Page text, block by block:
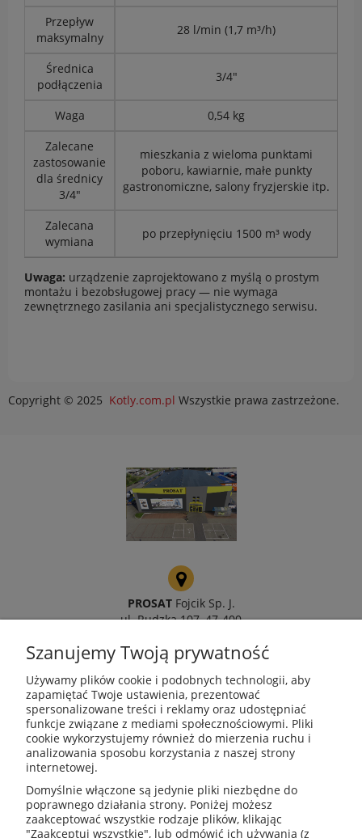
Przepływ
maksymalny
28 l/min (1,7 m³/h)
Średnica
podłączenia
3/4"
Waga
0,54 kg
Zalecane
zastosowanie
dla średnicy
3/4"
mieszkania z wieloma punktami
poboru, kawiarnie, małe punkty
gastronomiczne, salony fryzjerskie itp.
Zalecana
wymiana
po przepłynięciu 1500 m³ wody
Uwaga: urządzenie zaprojektowano z myślą o prostym
montażu i bezobsługowej pracy — nie wymaga
zewnętrznego zasilania ani specjalistycznego serwisu.
Copyright © 2025 Kotly.com.pl Wszystkie prawa zastrzeżone.
PROSATFojcik Sp. J.
ul. Rudzka 107, 47-400
kotly@kotly.com.pl
+48 32 419 01 20
Szanujemy Twoją prywatność
Używamy plików cookie i podobnych technologii, aby
zapamiętać Twoje ustawienia, prezentować
spersonalizowane treści i reklamy oraz udostępniać
funkcje związane z mediami społecznościowymi. Pliki
cookie wykorzystujemy również do mierzenia ruchu i
analizowania sposobu korzystania z naszej strony
internetowej.
Domyślnie włączone są jedynie pliki niezbędne do
poprawnego działania strony. Poniżej możesz
zaakceptować wszystkie rodzaje plików, klikając
"Zaakceptuj wszystkie", lub odmówić ich używania (z